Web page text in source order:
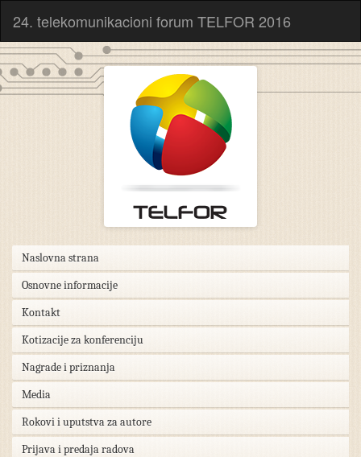
24. telekomunikacioni forum TELFOR 2016
Naslovna strana
Osnovne informacije
Kontakt
Kotizacije za konferenciju
Nagrade i priznanja
Media
Rokovi i uputstva za autore
Prijava i predaja radova